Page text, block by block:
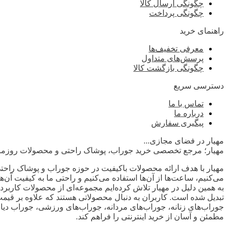
چگونگی ارسال کالا
چگونگی پرداخت
راهنمای خرید
معرفی تخفیف‌ها
پرسش‌های متداول
چگونگی بازگشت کالا
دسترسی سریع
تماس با ما
درباره ما
پیگیری سفارش
مهیار در فضای مجازی...
مهیار؛ مرجع تخصصی خرید جوراب، پوشاک راحتی و محصولات
مهیار با هدف ارائه محصولات باکیفیت در حوزه جوراب و پوشاک
می‌کنیم، ساعت‌ها از آن‌ها استفاده می‌کنیم و راحتی ما به کیفیت
به همین دلیل در مهیار تلاش کرده‌ایم مجموعه‌ای از محصولات
تبدیل شده است. کاربران به دنبال محصولاتی هستند که علاوه بر
جوراب‌های زنانه، جوراب‌های مردانه، جوراب‌های ورزشی، جوراب
مطمئن و آسان از خرید اینترنتی را فراهم کند.